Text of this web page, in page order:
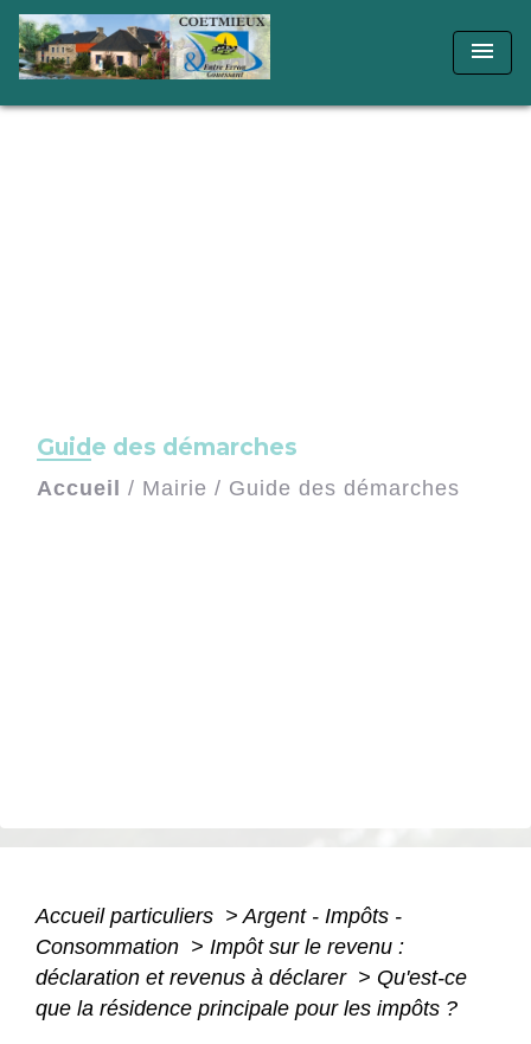
menu
Guide des démarches
Accueil / Mairie / Guide des démarches
Accueil particuliers > Argent - Impôts -
Consommation > Impôt sur le revenu :
déclaration et revenus à déclarer > Qu'est-ce
que la résidence principale pour les impôts ?